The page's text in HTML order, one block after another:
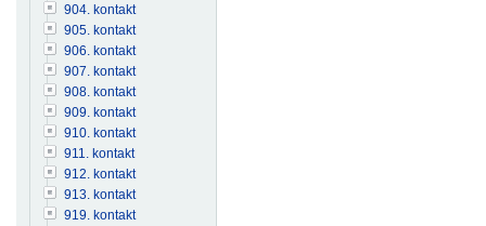
904. kontakt
905. kontakt
906. kontakt
907. kontakt
908. kontakt
909. kontakt
910. kontakt
911. kontakt
912. kontakt
913. kontakt
919. kontakt